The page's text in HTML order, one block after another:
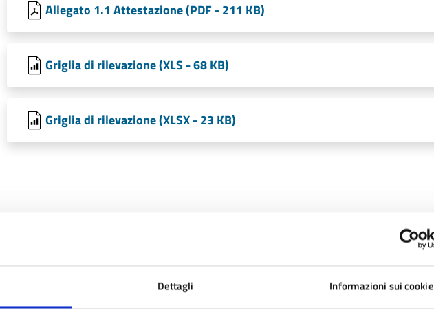
Dettagli Informazioni sui cookie
Allegato 1.1 Attestazione (PDF - 211 KB)
Griglia di rilevazione (XLS - 68 KB)
Griglia di rilevazione (XLSX - 23 KB)
Quanto sono chiare le informazioni su questa pagina?